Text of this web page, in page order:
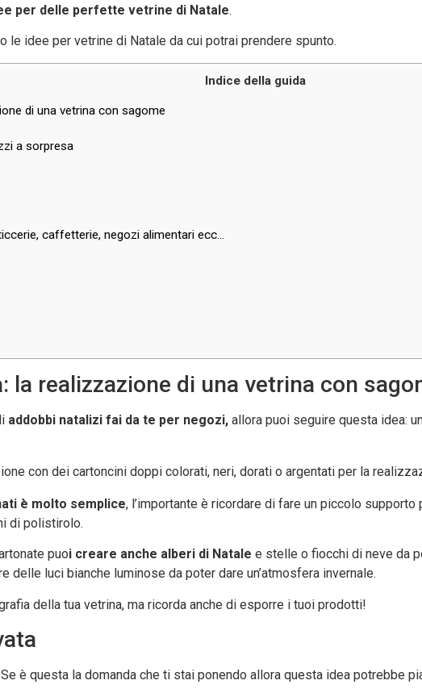
per delle perfette vetrine di Natale.
le idee per vetrine di Natale da cui potrai prendere spunto.
Indice della guida
di una vetrina con sagome
a sorpresa
caffetterie, negozi alimentari ecc…
la realizzazione di una vetrina con
addobbi natalizi fai da te per negozi, allora puoi seguire questa idea:
con dei cartoncini doppi colorati, neri, dorati o argentati per la
è molto semplice, l’importante è ricordare di fare un piccolo
di polistirolo.
puoi creare anche alberi di Natale e stelle o fiocchi di neve da
delle luci bianche luminose da poter dare un’atmosfera invernale.
della tua vetrina, ma ricorda anche di esporre i tuoi prodotti!
Se è questa la domanda che ti stai ponendo allora questa idea potrebbe